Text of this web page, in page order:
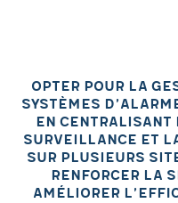
Opter pour la
systèmes
en centralisant
surveillance et
sur plusieurs
renforcer la
améliorer